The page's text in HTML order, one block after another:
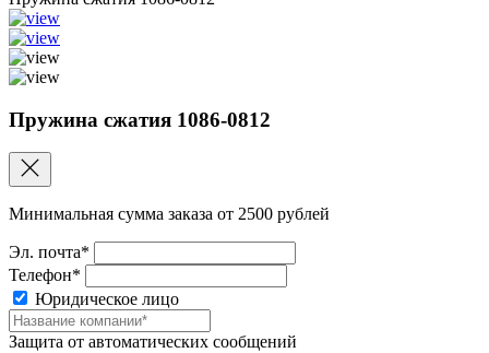
Пружина сжатия 1086-0812
Минимальная сумма заказа от 2500 рублей
Эл. почта*
Телефон*
Юридическое лицо
Защита от автоматических сообщений